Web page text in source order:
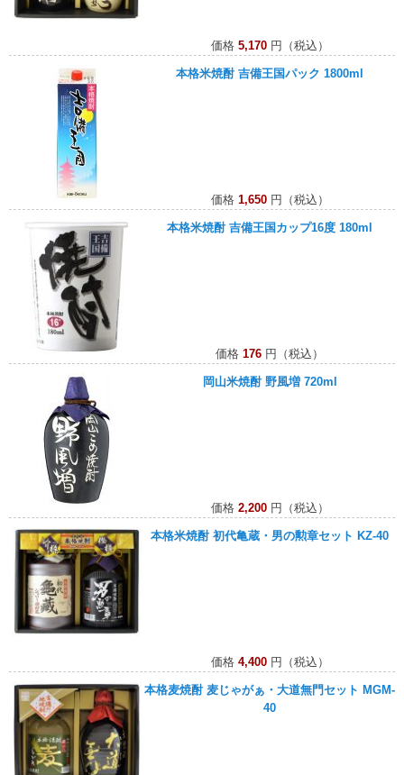
価格 5,170円（税込）
本格米焼酎 吉備王国パック 1800ml
価格 1,650円（税込）
本格米焼酎 吉備王国カップ16度 180ml
価格 176 円（税込）
岡山米焼酎 野風増 720ml
価格 2,200円（税込）
本格米焼酎 初代亀蔵・男の勲章セット KZ-40
価格 4,400円（税込）
本格麦焼酎 麦じゃがぁ・大道無門セット MGM-
40